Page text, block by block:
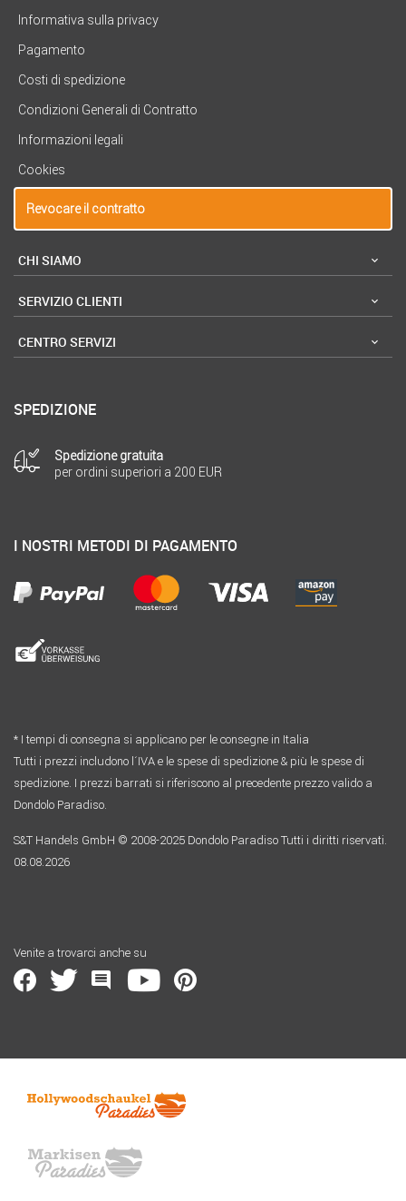
Informativa sulla privacy
Pagamento
Costi di spedizione
Condizioni Generali di Contratto
Informazioni legali
Cookies
Revocare il contratto
CHI SIAMO
SERVIZIO CLIENTI
CENTRO SERVIZI
SPEDIZIONE
Spedizione gratuita
per ordini superiori a 200 EUR
I NOSTRI METODI DI PAGAMENTO
* I tempi di consegna si applicano per le consegne in Italia
Tutti i prezzi includono l´IVA e le spese di spedizione & più le spese di
spedizione. I prezzi barrati si riferiscono al precedente prezzo valido a
Dondolo Paradiso.
S&T Handels GmbH © 2008-2025 Dondolo Paradiso Tutti i diritti riservati.
08.08.2026
Venite a trovarci anche su